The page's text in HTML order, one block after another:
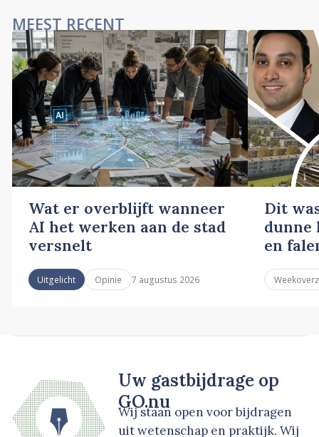
MEEST RECENT
Wat er overblijft wanneer
AI het werken aan de stad
versnelt
Uitgelicht Opinie 7 augustus 2026
Dit
dunne
en
Uw gastbijdrage op
GO.nu
Wij staan open voor bijdragen
uit wetenschap en praktijk. Wij